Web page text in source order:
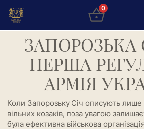
0
ЗАПОРОЗЬКА
ПЕРША
АРМІЯ
Коли Запорозьку Січ описують лише
вільних козаків, поза увагою
була ефективна військова